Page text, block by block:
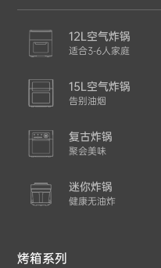
12L空气炸锅
适合3-6人家庭
15L空气炸锅
告别油烟
复古炸锅
聚会美味
迷你炸锅
健康无油炸
烤箱系列